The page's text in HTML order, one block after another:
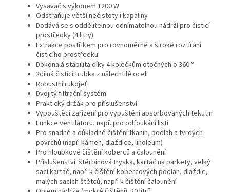
Vysavač s výkonem 1200 W
Odstraňuje větší nečistoty i kapaliny
Dodává se s oddělitelnou odnímatelnou nádrží pro čisticí
prostředky (4 litry)
Extrakce postřikem pro rovnoměrné a široké roztírání
čisticího prostředku
Dokonalá stabilita díky 4 kolečkům otočných o 360 °
2dílná čisticí trubka z ušlechtilé oceli
Robustní rukojeť
Dvojitý filtrační systém
Praktický držák pro příslušenství
Vypouštěcí zařízení pro vypuštění absorbovaných tekutin
Funkce ventilátoru, např. pro odfoukání listí
Pro snadné a důkladné čištění tkanin, podlah a tvrdých
povrchů (např. kámen, dlaždice, linoleum)
Pro hloubkové čištění koberců a čalounění
Příslušenství: štěrbinová tryska, kartáč na parkety, velký
sací kartáč, např. k čištění kobercových podlah, dlaždic,
malých sacích štětců, např. k čištění čalounění